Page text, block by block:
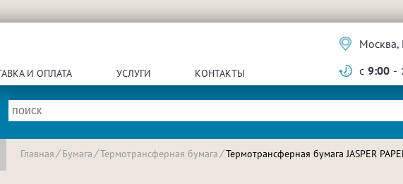
И ОПЛАТА УСЛУГИ КОНТАКТЫ
Москва,
с 9:00 -
Главная Бумага Термотрансферная бумага Термотрансферная бумага JASPER